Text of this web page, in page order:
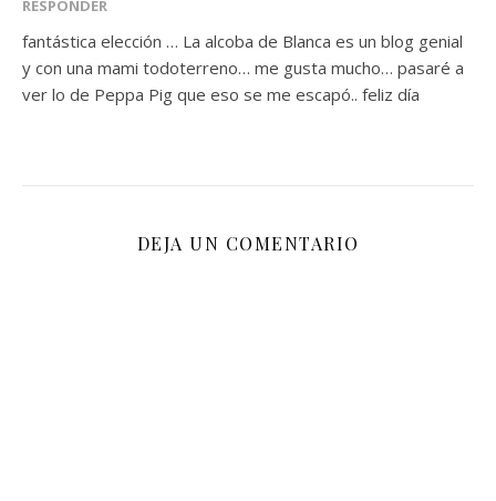
RESPONDER
fantástica elección … La alcoba de Blanca es un blog genial
y con una mami todoterreno… me gusta mucho… pasaré a
ver lo de Peppa Pig que eso se me escapó.. feliz día
DEJA UN COMENTARIO